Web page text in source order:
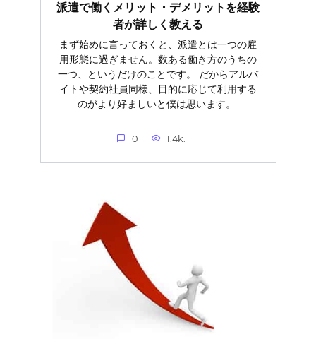
派遣で働くメリット・デメリットを経験
者が詳しく教える
まず始めに言っておくと、派遣とは一つの雇
用形態に過ぎません。数ある働き方のうちの
一つ、というだけのことです。 だからアルバ
イトや契約社員同様、目的に応じて利用する
のがより好ましいと僕は思います。
0 1.4k.